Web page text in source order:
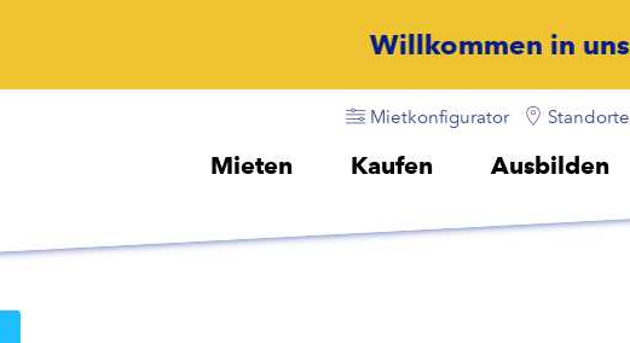
Willkommen in unserer Welt
Mietkonfigurator Standorte
Mieten Kaufen Ausbilden